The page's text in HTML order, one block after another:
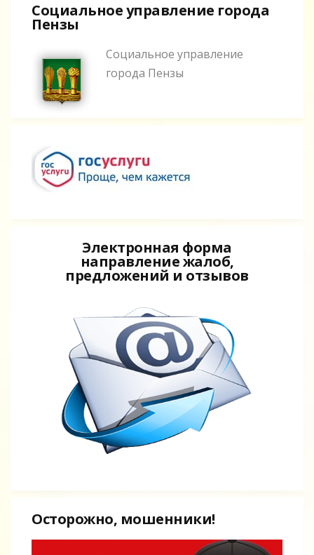
Социальное управление города
Пензы
Социальное управление
города Пензы
Электронная форма
направление жалоб,
предложений и отзывов
Осторожно, мошенники!